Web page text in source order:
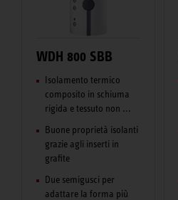
WDH 800 SBB
Isolamento termico
composito in schiuma
rigida e tessuto non ...
Buone proprietà isolanti
grazie agli inserti in
grafite
Due semigusci per
adattare la forma più